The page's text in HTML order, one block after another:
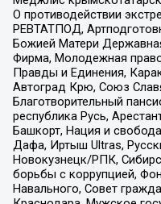
О противодействии
РЕВТАТПОД,
Божией Матери
Фирма, Молодежная
Правды и Единения,
Автоград Крю, Союз
Благотворительный
республика Русь,
Башкорт, Нация и
Дафа, Иртыш Ultras,
Новокузнецк/РПК,
борьбы с коррупцией,
Навального, Совет